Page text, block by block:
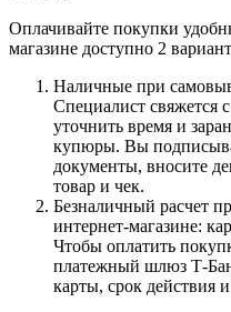
Оплачивайте покупки
магазине доступно 2
Наличные при
Специалист свяжется
уточнить время и
купюры. Вы
документы, вносите
товар и чек.
Безналичный расчет
интернет-магазине:
Чтобы оплатить
платежный шлюз Т-
карты, срок действия